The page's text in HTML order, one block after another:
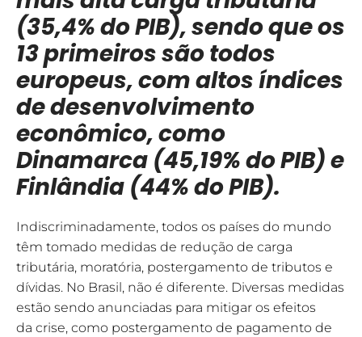
(35,4% do PIB), sendo que os
13 primeiros são todos
europeus, com altos índices
de desenvolvimento
econômico, como
Dinamarca (45,19% do PIB) e
Finlândia (44% do PIB).
Indiscriminadamente, todos os países do mundo
têm tomado medidas de redução de carga
tributária, moratória, postergamento de tributos e
dívidas. No Brasil, não é diferente. Diversas medidas
estão sendo anunciadas para mitigar os efeitos
da crise, como postergamento de pagamento de